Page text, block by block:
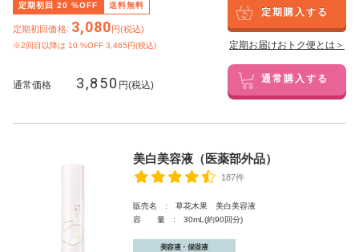
定期初回 20 %OFF 送料無料
定期初回価格: 3,080円(税込)
※2回目以降は 10 %OFF 3,465円(税込)
定期購入する
定期お届けおトク便とは＞
通常価格 3,850 円(税込) 通常購入する
美白美容液（医薬部外品）
187件
販売名 : 草花木果 美白美容液
容 量 : 30mL(約90回分)
美容液・保湿液